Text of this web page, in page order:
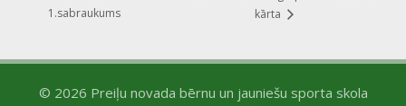
1.sabraukums
kārta
© 2026 Preiļu novada bērnu un jauniešu sporta skola